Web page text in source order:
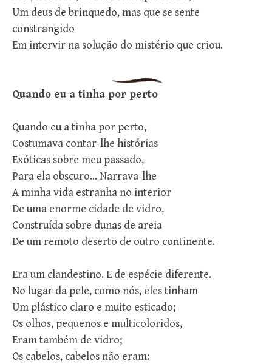
Um deus de brinquedo, mas que se sente
constrangido
Em intervir na solução do mistério que criou.
Quando eu a tinha por perto
Quando eu a tinha por perto,
Costumava contar-lhe histórias
Exóticas sobre meu passado,
Para ela obscuro… Narrava-lhe
A minha vida estranha no interior
De uma enorme cidade de vidro,
Construída sobre dunas de areia
De um remoto deserto de outro continente.
Era um clandestino. E de espécie diferente.
No lugar da pele, como nós, eles tinham
Um plástico claro e muito esticado;
Os olhos, pequenos e multicoloridos,
Eram também de vidro;
Os cabelos, cabelos não eram: